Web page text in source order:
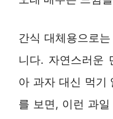
간식 대체용으로
니다. 자연스러운
아 과자 대신 먹기
를 보면, 이런 과